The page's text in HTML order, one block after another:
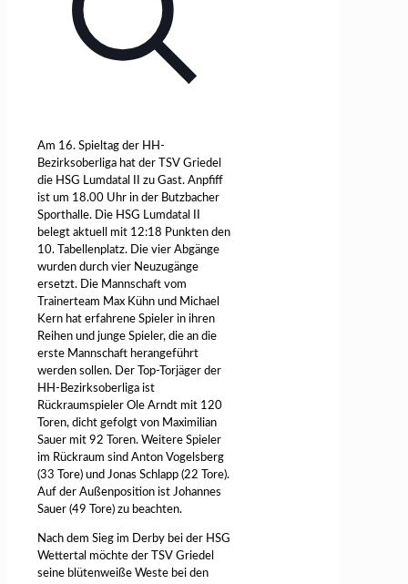
Am 16. Spieltag der HH-
Bezirksoberliga hat der TSV Griedel
die HSG Lumdatal II zu Gast. Anpfiff
ist um 18.00 Uhr in der Butzbacher
Sporthalle. Die HSG Lumdatal II
belegt aktuell mit 12:18 Punkten den
10. Tabellenplatz. Die vier Abgänge
wurden durch vier Neuzugänge
ersetzt. Die Mannschaft vom
Trainerteam Max Kühn und Michael
Kern hat erfahrene Spieler in ihren
Reihen und junge Spieler, die an die
erste Mannschaft herangeführt
werden sollen. Der Top-Torjäger der
HH-Bezirksoberliga ist
Rückraumspieler Ole Arndt mit 120
Toren, dicht gefolgt von Maximilian
Sauer mit 92 Toren. Weitere Spieler
im Rückraum sind Anton Vogelsberg
(33 Tore) und Jonas Schlapp (22 Tore).
Auf der Außenposition ist Johannes
Sauer (49 Tore) zu beachten.
Nach dem Sieg im Derby bei der HSG
Wettertal möchte der TSV Griedel
seine blütenweiße Weste bei den